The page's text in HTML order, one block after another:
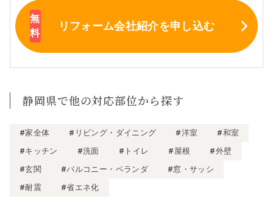
リフォーム会社紹介を申し込む
静岡県で他の対応部位から探す
#家全体 #リビング・ダイニング #洋室
#和室
#キッチン
#洗面 #トイレ #屋根
#外壁
#玄関
#バルコニー・ベランダ
#窓・サッシ
#耐震
#省エネ化